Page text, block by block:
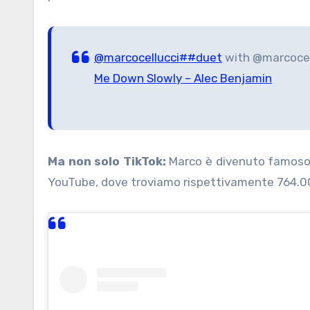
@marcocellucci##duet with
Me Down Slowly – Alec Benjamin
Ma non solo TikTok: Marco è divenuto
YouTube, dove troviamo rispettivamente